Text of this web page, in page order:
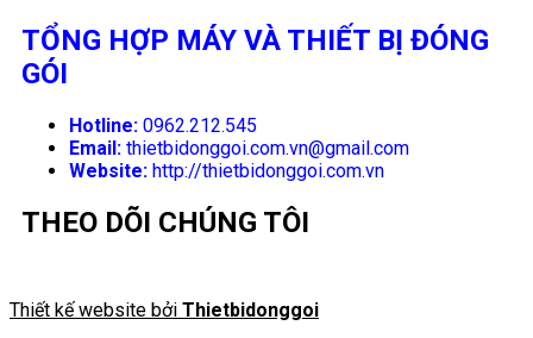
TỔNG HỢP MÁY VÀ THIẾT BỊ ĐÓNG
GÓI
Hotline: 0962.212.545
Email: thietbidonggoi.com.vn@gmail.com
Website: http://thietbidonggoi.com.vn
THEO DÕI CHÚNG TÔI
Thiết kế website bởi Thietbidonggoi